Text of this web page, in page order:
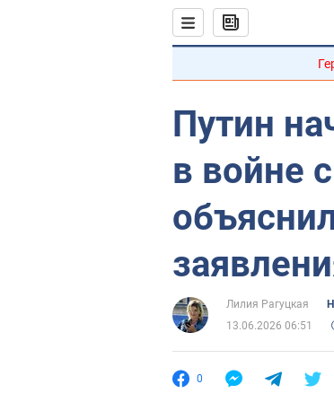
Путин
в войне
Лилия Рагуцкая
13.06.2026 06:51
0